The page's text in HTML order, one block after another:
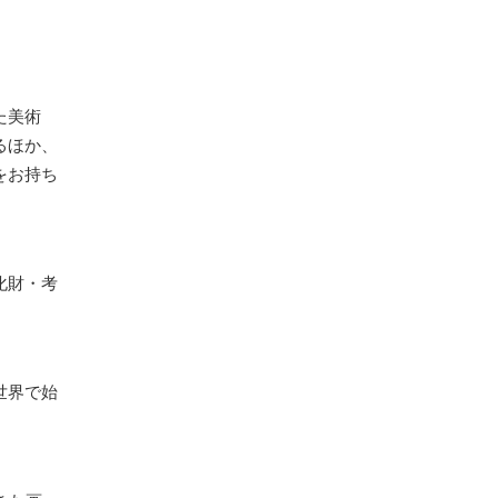
美術
か、
お持ち
財・考
界で始